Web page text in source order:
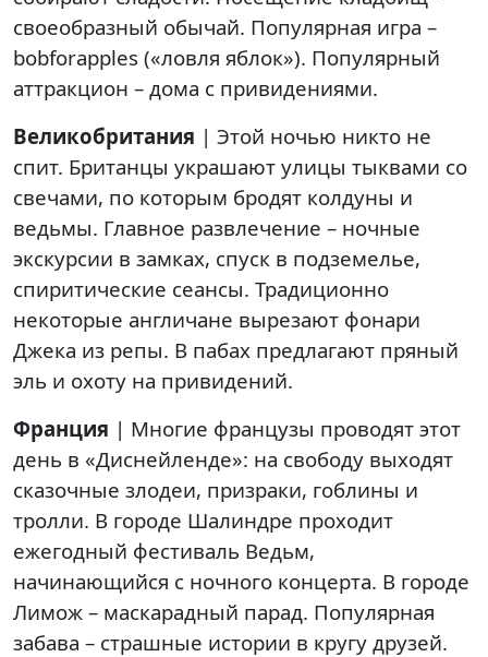
своеобразный обычай. Популярная игра –
bobforapples («ловля яблок»). Популярный
аттракцион – дома с привидениями.
Великобритания | Этой ночью никто не
спит. Британцы украшают улицы тыквами со
свечами, по которым бродят колдуны и
ведьмы. Главное развлечение – ночные
экскурсии в замках, спуск в подземелье,
спиритические сеансы. Традиционно
некоторые англичане вырезают фонари
Джека из репы. В пабах предлагают пряный
эль и охоту на привидений.
Франция | Многие французы проводят этот
день в «Диснейленде»: на свободу выходят
сказочные злодеи, призраки, гоблины и
тролли. В городе Шалиндре проходит
ежегодный фестиваль Ведьм,
начинающийся с ночного концерта. В городе
Лимож – маскарадный парад. Популярная
забава – страшные истории в кругу друзей.